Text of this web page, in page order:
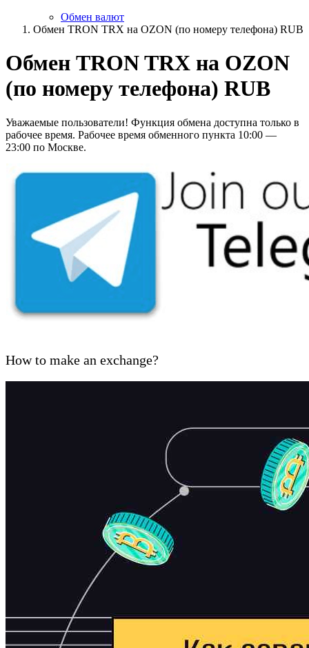
Обмен валют
Обмен TRON TRX на OZON (по номеру телефона) RUB
Обмен TRON TRX на OZON
(по номеру телефона) RUB
Уважаемые пользователи! Функция обмена доступна только в
рабочее время. Рабочее время обменного пункта 10:00 —
23:00 по Москве.
How to make an exchange?